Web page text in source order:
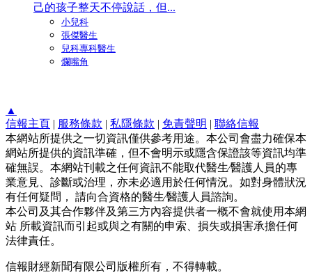
己的孩子整天不停說話，但...
小兒科
張傑醫生
兒科專科醫生
爛嘴角
▲
信報主頁 | 服務條款 | 私隱條款 | 免責聲明 | 聯絡信報
本網站所提供之一切資訊僅供參考用途。本公司會盡力確保本
網站所提供的資訊準確，但不會明示或隱含保證該等資訊均準
確無誤。本網站刊載之任何資訊不能取代醫生∕醫護人員的專
業意見、診斷或治理，亦未必適用於任何情況。如對身體狀況
有任何疑問， 請向合資格的醫生∕醫護人員諮詢。
本公司及其合作夥伴及第三方內容提供者一概不會就使用本網
站 所載資訊而引起或與之有關的申索、損失或損害承擔任何
法律責任。
信報財經新聞有限公司版權所有，不得轉載。